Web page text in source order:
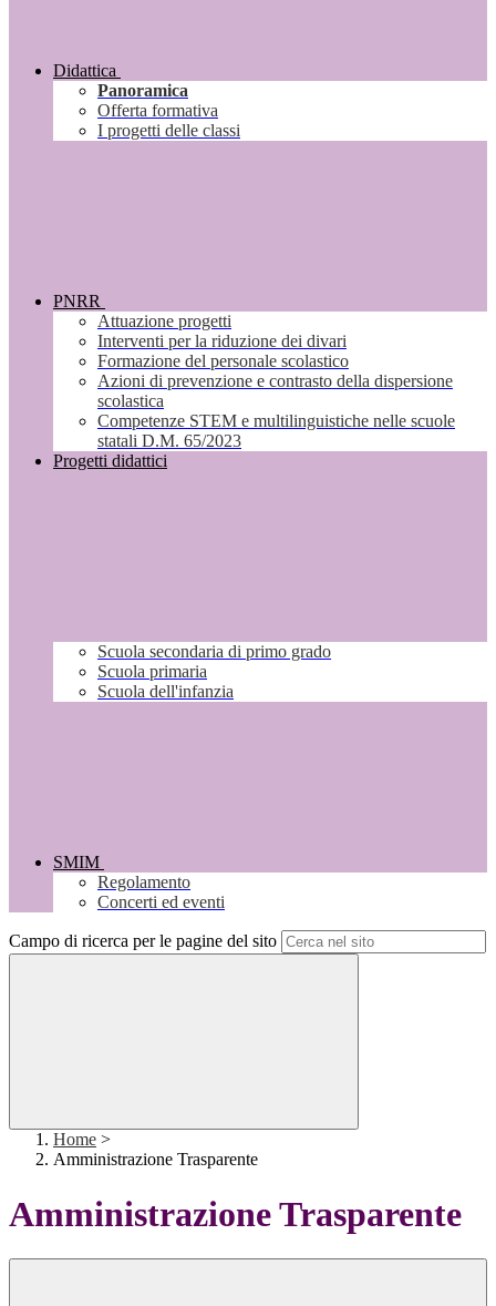
Didattica
Panoramica
Offerta formativa
I progetti delle classi
PNRR
Attuazione progetti
Interventi per la riduzione dei divari
Formazione del personale scolastico
Azioni di prevenzione e contrasto della dispersione
scolastica
Competenze STEM e multilinguistiche nelle scuole
statali D.M. 65/2023
Progetti didattici
Scuola secondaria di primo grado
Scuola primaria
Scuola dell'infanzia
SMIM
Regolamento
Concerti ed eventi
Campo di ricerca per le pagine del sito
Home >
Amministrazione Trasparente
Amministrazione Trasparente